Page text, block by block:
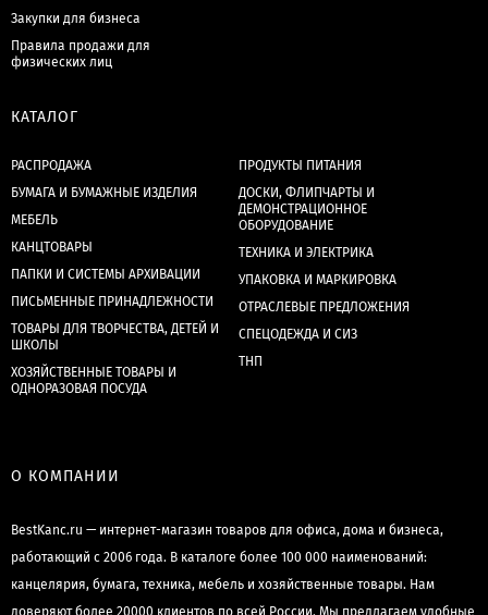
Закупки для бизнеса
Правила продажи для
физических лиц
КАТАЛОГ
РАСПРОДАЖА
БУМАГА И БУМАЖНЫЕ ИЗДЕЛИЯ
МЕБЕЛЬ
КАНЦТОВАРЫ
ПАПКИ И СИСТЕМЫ АРХИВАЦИИ
ПИСЬМЕННЫЕ ПРИНАДЛЕЖНОСТИ
ТОВАРЫ ДЛЯ ТВОРЧЕСТВА, ДЕТЕЙ И
ШКОЛЫ
ХОЗЯЙСТВЕННЫЕ ТОВАРЫ И
ОДНОРАЗОВАЯ ПОСУДА
ПРОДУКТЫ ПИТАНИЯ
ДОСКИ, ФЛИПЧАРТЫ И
ДЕМОНСТРАЦИОННОЕ
ОБОРУДОВАНИЕ
ТЕХНИКА И ЭЛЕКТРИКА
УПАКОВКА И МАРКИРОВКА
ОТРАСЛЕВЫЕ ПРЕДЛОЖЕНИЯ
СПЕЦОДЕЖДА И СИЗ
ТНП
О КОМПАНИИ
BestKanc.ru — интернет-магазин товаров для офиса, дома и бизнеса,
работающий с 2006 года. В каталоге более 100 000 наименований:
канцелярия, бумага, техника, мебель и хозяйственные товары. Нам
доверяют более 20000 клиентов по всей России. Мы предлагаем удобные